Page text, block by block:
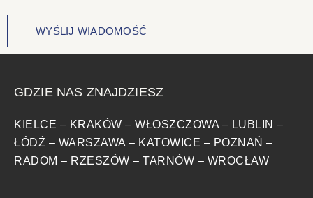
WYŚLIJ WIADOMOŚĆ
GDZIE NAS ZNAJDZIESZ
KIELCE – KRAKÓW – WŁOSZCZOWA – LUBLIN –
ŁÓDŹ – WARSZAWA – KATOWICE – POZNAŃ –
RADOM – RZESZÓW – TARNÓW – WROCŁAW